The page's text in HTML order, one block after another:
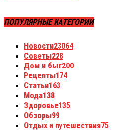
ПОПУЛЯРНЫЕ КАТЕГОРИИ
Новости23064
Советы228
Дом и быт200
Рецепты174
Статьи163
Мода138
Здоровье135
Обзоры99
Отдых и путешествия75